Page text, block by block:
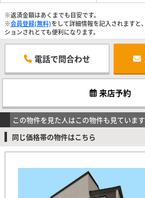
※返済金額はあくまでも目安です。
※会員登録(無料)をして詳細情報を記入されますと
ションされとても便利になります。
電話で問合わせ
来店予約
この物件を見た人はこの物件も見ています
同じ価格帯の物件はこちら